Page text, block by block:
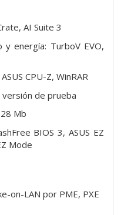
AI Suite 3
energía: TurboV EVO,
CPU-Z, WinRAR
de prueba
Mb
BIOS 3, ASUS EZ
Mode
on-LAN por PME, PXE